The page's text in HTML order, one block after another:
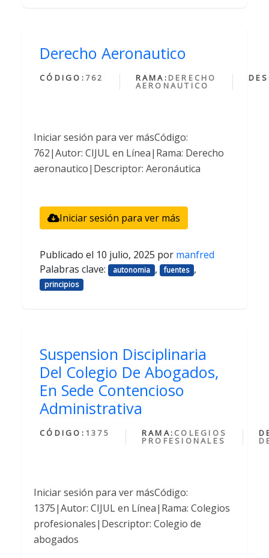
Derecho Aeronautico
CÓDIGO: 762 RAMA: DERECHO
AERONAUTICO
Iniciar sesión para ver másCódigo:
762|Autor: CIJUL en Línea|Rama: Derecho
aeronautico|Descriptor: Aeronáutica
Iniciar sesión para ver más
Publicado el 10 julio, 2025 por manfred
Palabras clave:
autonomia , fuentes ,
principios
Suspension Disciplinaria
Del Colegio De Abogados,
En Sede Contencioso
Administrativa
CÓDIGO: 1375 RAMA: COLEGIOS
PROFESIONALES
Iniciar sesión para ver másCódigo:
1375|Autor: CIJUL en Línea|Rama: Colegios
profesionales|Descriptor: Colegio de
abogados